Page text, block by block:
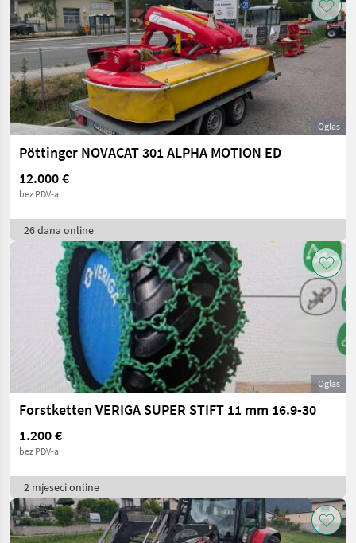
Oglas
Pöttinger NOVACAT 301 ALPHA MOTION ED
12.000 €
bez PDV-a
26 dana online
Oglas
Forstketten VERIGA SUPER STIFT 11 mm 16.9-30
1.200 €
bez PDV-a
2 mjeseci online